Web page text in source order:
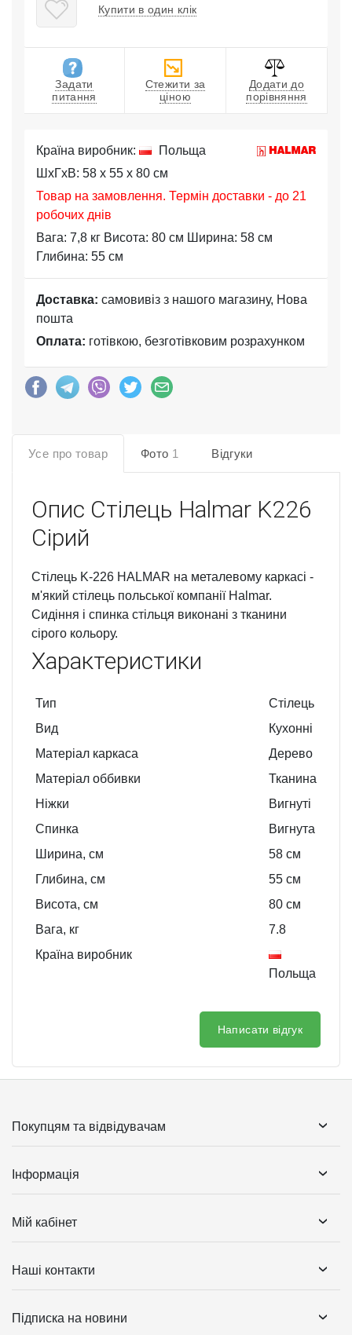
Купити в один клік
Задати
питання
Стежити за
ціною
Додати до
порівняння
Країна виробник:
Польща
ШхГхВ: 58 x 55 x 80 см
Товар на замовлення. Термін доставки - до 21
робочих днів
Вага: 7,8 кг Висота: 80 см Ширина: 58 см
Глибина: 55 см
Доставка: самовивіз з нашого магазину, Нова
пошта
Оплата: готівкою, безготівковим розрахунком
Усе про товар Фото 1 Відгуки
Опис Стілець Halmar K226
Сірий
Стілець K-226 HALMAR на металевому каркасі -
м'який стілець польської компанії Halmar.
Сидіння і спинка стільця виконані з тканини
сірого кольору.
Характеристики
Тип
Стілець
Вид
Кухонні
Матеріал каркаса
Дерево
Матеріал оббивки
Тканина
Ніжки
Вигнуті
Спинка
Вигнута
Ширина, см
58 см
Глибина, см
55 см
Висота, см
80 см
Вага, кг
7.8
Країна виробник
Польща
Написати відгук
Покупцям та відвідувачам
Інформація
Мій кабінет
Наші контакти
Підписка на новини